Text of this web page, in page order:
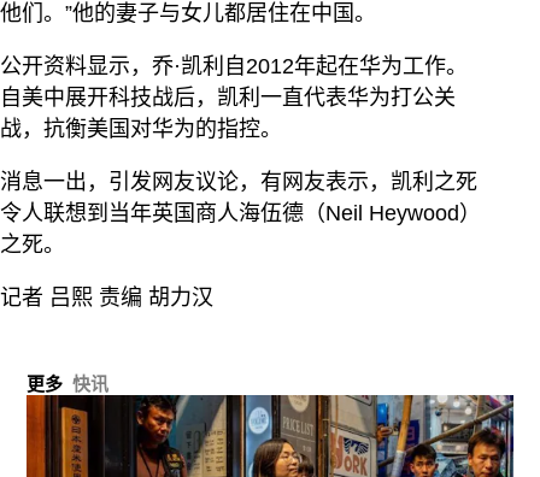
他们。”他的妻子与女儿都居住在中国。
公开资料显示，乔·凯利自2012年起在华为工作。
自美中展开科技战后，凯利一直代表华为打公关
战，抗衡美国对华为的指控。
消息一出，引发网友议论，有网友表示，凯利之死
令人联想到当年英国商人海伍德（Neil Heywood）
之死。
记者 吕熙 责编 胡力汉
更多 快讯